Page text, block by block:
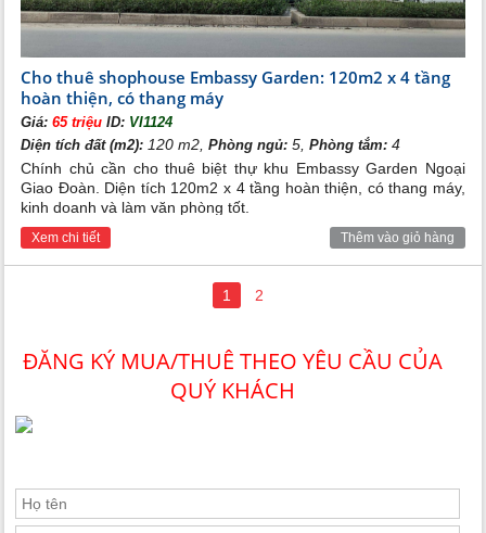
Cho thuê shophouse Embassy Garden: 120m2 x 4 tầng
hoàn thiện, có thang máy
Giá:65 triệuID: VI1124
Diện tích đất (m2): 120 m2,Phòng ngủ: 5,Phòng tắm: 4
Chính chủ cần cho thuê biệt thự khu Embassy Garden Ngoại
Giao Đoàn. Diện tích 120m2 x 4 tầng hoàn thiện, có thang máy,
kinh doanh và làm văn phòng tốt.
Xem chi tiết Thêm vào giỏ hàng
1 2
ĐĂNG KÝ MUA/THUÊ THEO YÊU CẦU CỦA
QUÝ KHÁCH